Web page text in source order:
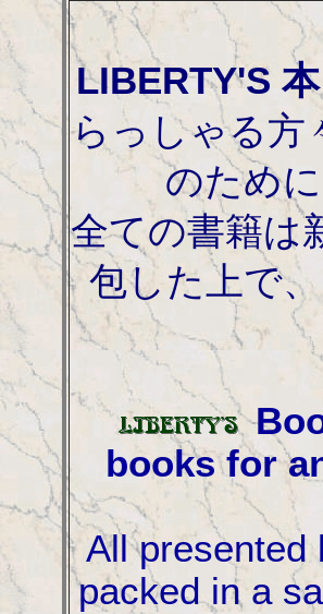
LIBERTY'S 本
らっしゃる方
のため
全ての書籍は
包した上で
books for
All presented
packed in a